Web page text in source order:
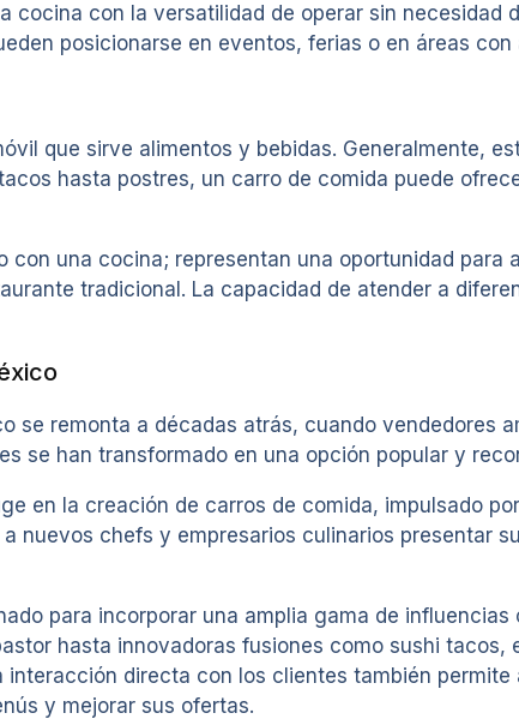
cocina con la versatilidad de operar sin necesidad
posicionarse en eventos, ferias o en áreas
que sirve alimentos y bebidas. Generalmente,
hasta postres, un carro de comida puede
con una cocina; representan una oportunidad para
tradicional. La capacidad de atender a
se remonta a décadas atrás, cuando vendedores
se han transformado en una opción popular y
en la creación de carros de comida, impulsado
nuevos chefs y empresarios culinarios presentar
para incorporar una amplia gama de
hasta innovadoras fusiones como sushi
directa con los clientes también
y mejorar sus ofertas.